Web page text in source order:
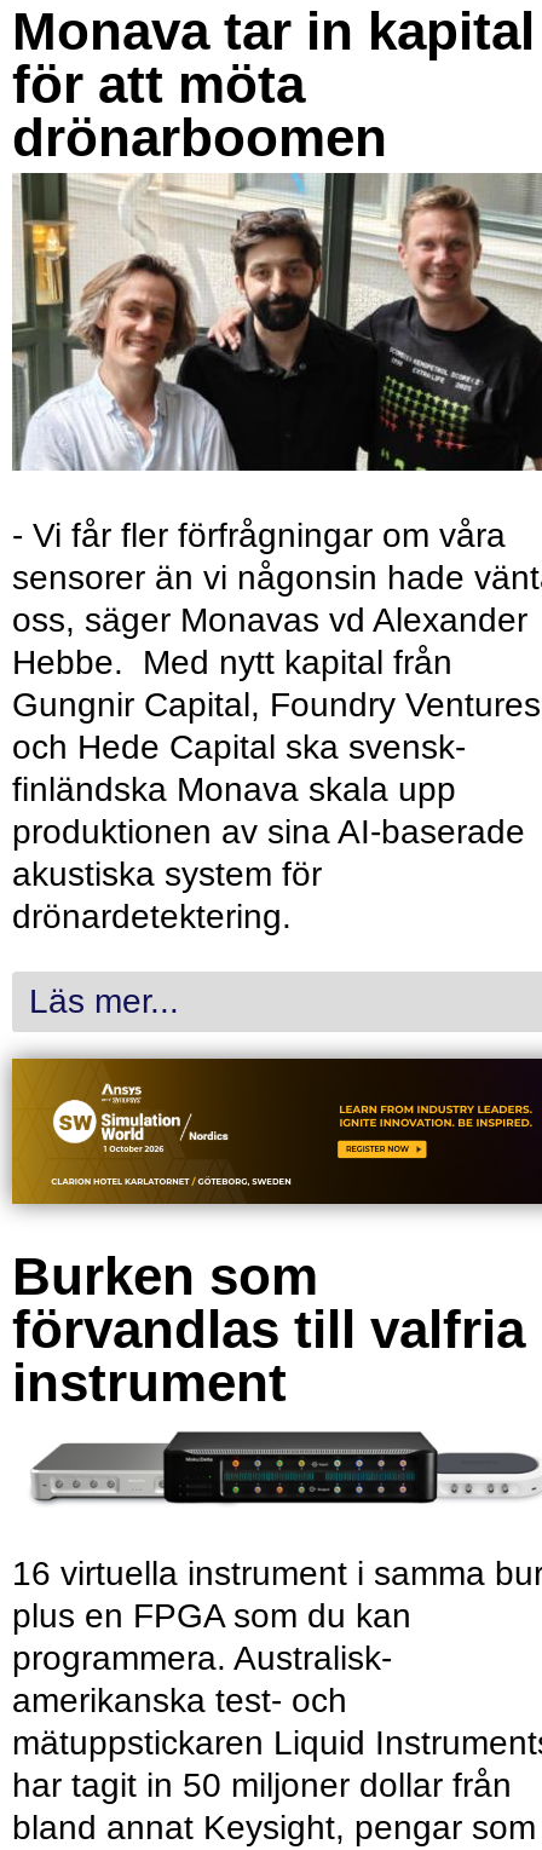
Monava tar in kapital
för att möta
drönarboomen
- Vi får fler förfrågningar om våra
sensorer än vi någonsin hade
oss, säger Monavas vd Alexander
Hebbe. Med nytt kapital från
Gungnir Capital, Foundry Ventures
och Hede Capital ska svensk-
finländska Monava skala upp
produktionen av sina AI-baserade
akustiska system för
drönardetektering.
Läs mer...
Burken som
förvandlas till valfria
instrument
16 virtuella instrument i samma
plus en FPGA som du kan
programmera. Australisk-
amerikanska test- och
mätuppstickaren Liquid
har tagit in 50 miljoner dollar från
bland annat Keysight, pengar som